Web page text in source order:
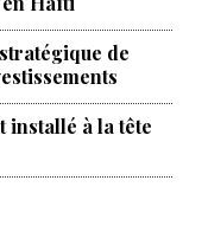
de
installé à la tête